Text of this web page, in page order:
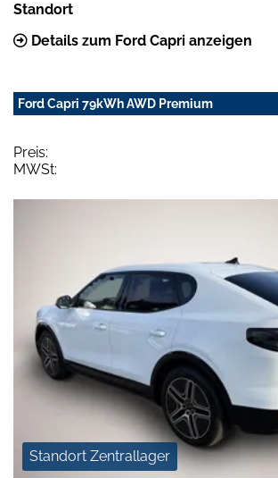
Standort
Details zum Ford Capri anzeigen
Ford Capri 79kWh AWD Premium
Preis:
MWSt:
Standort Zentrallager